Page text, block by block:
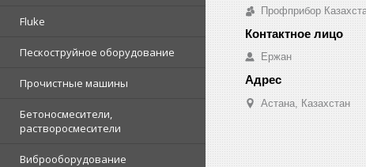
Fluke
Пескоструйное оборудование
Прочистные машины
Бетоносмесители,
растворосмесители
Виброоборудование
Профприбор
Ержан
Астана, Казахстан